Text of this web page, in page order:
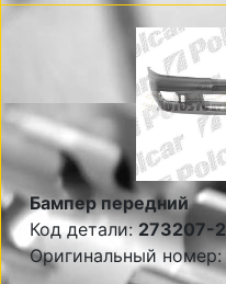
Бампер передний
Код детали:273207-2
Оригинальный номер: